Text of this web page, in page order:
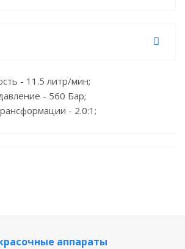
- 11.5 литр/мин;
- 560 Бар;
- 2.0:1;
аппараты